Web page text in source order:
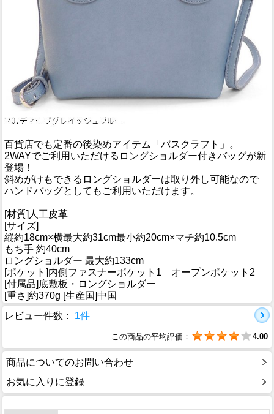
百貨店でも定番の後染めアイテム「バスクラフト」。
2WAYでご利用いただけるロングショルダー付きバッグが新
登場！
斜めがけもできるロングショルダーは取り外し可能なので
ハンドバッグとしてもご利用いただけます。
[材質]人工皮革
[サイズ]
縦約18cm×横最大約31cm最小約20cm×マチ約10.5cm
もち手 約40cm
ロングショルダー 最大約133cm
[ポケット]内側ファスナーポケット1 オープンポケット2
[付属品]底敷板・ロングショルダー
[重さ]約370g [生産国]中国
レビュー件数：
1件
この商品の平均評価： 4.00
商品についてのお問い合わせ
お気に入りに登録